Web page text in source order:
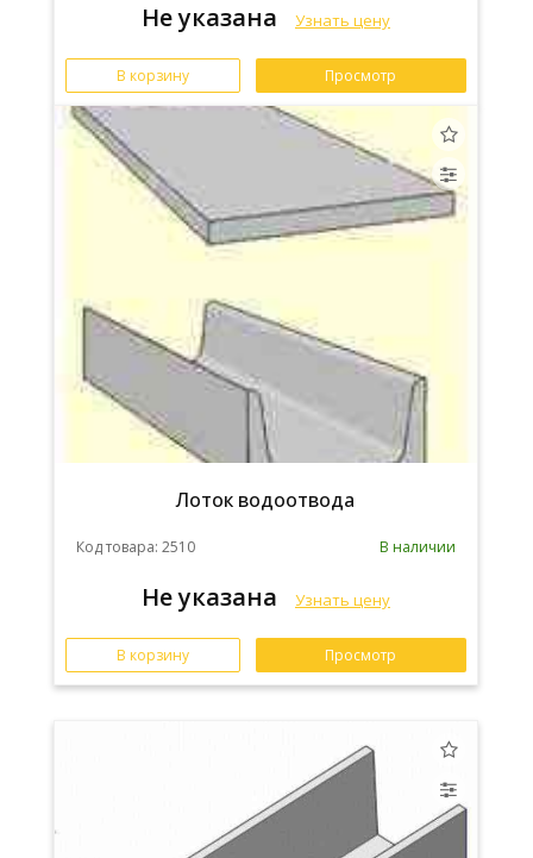
Не указана Узнать цену
В корзину Просмотр
Лоток водоотвода
Код товара: 2510 В наличии
Не указана Узнать цену
В корзину Просмотр